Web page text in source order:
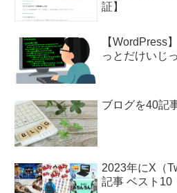
証】
【WordPress
っとだけいじ
ブログを40記
2023年にX（
記事 ベスト10